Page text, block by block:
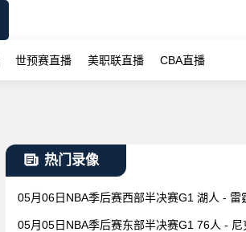
世预赛直播 美职联直播 CBA直播
热门录像
05月06日NBA季后赛西部半决赛G1 湖人 - 雷
05月05日NBA季后赛东部半决赛G1 76人 - 尼